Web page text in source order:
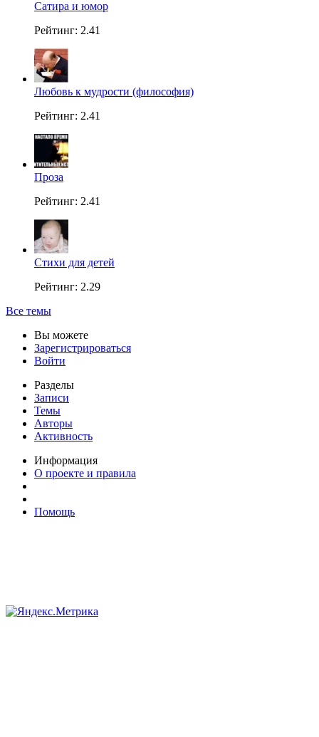
Сатира и юмор
Рейтинг: 2.41
Любовь к мудрости (философия)
Рейтинг: 2.41
Проза
Рейтинг: 2.41
Стихи для детей
Рейтинг: 2.29
Все темы
Вы можете
Зарегистрироваться
Войти
Разделы
Записи
Темы
Авторы
Активность
Информация
О проекте и правила
Помощь